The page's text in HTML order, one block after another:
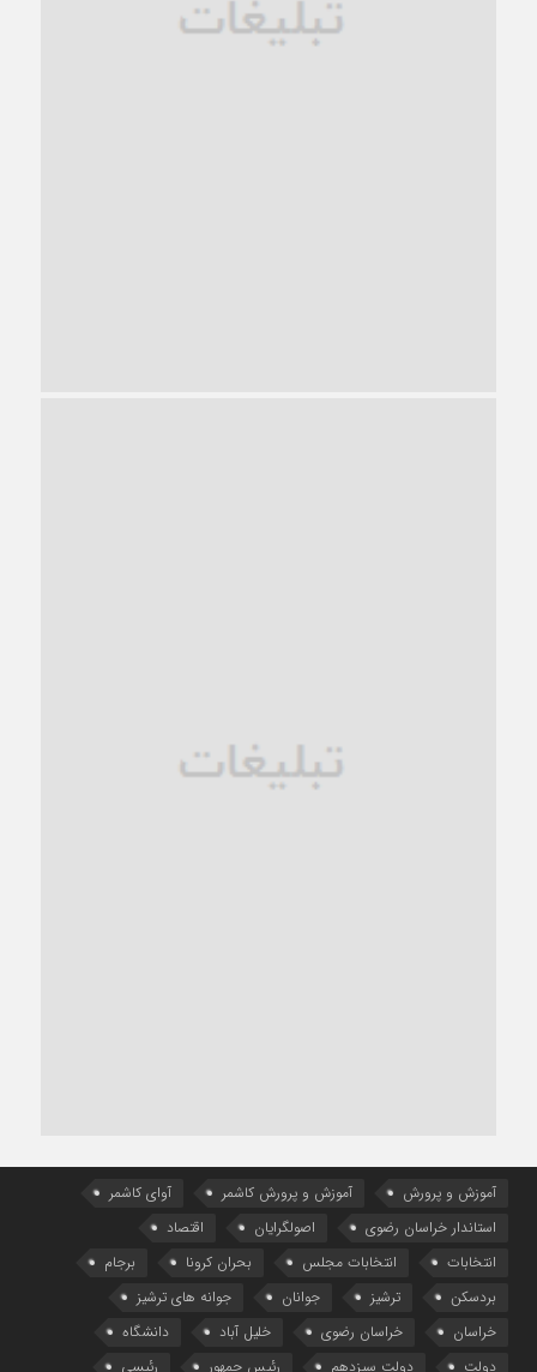
آموزش و پرورش آموزش و پرورش کاشمر
آوای کاشمر
استاندار خراسان رضوی
اصولگرایان
اقتصاد
انتخابات
انتخابات مجلس بحران کرونا
برجام
بردسکن
ترشیز جوانان
جوانه های ترشیز
خراسان
خراسان رضوی خلیل آباد
دانشگاه
دولت
دولت سیزدهم رئیس جمهور رئیسی